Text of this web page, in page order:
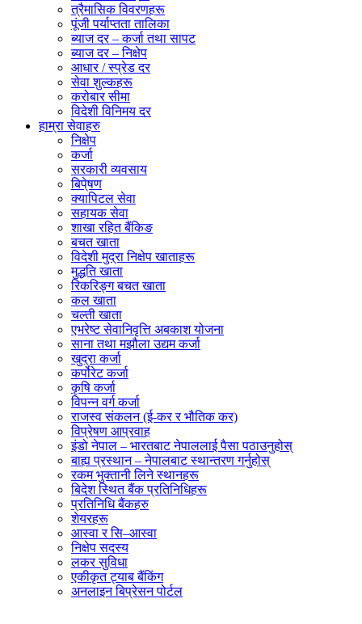
त्रैमासिक विवरणहरू
पूंजी पर्याप्तता तालिका
ब्याज दर – कर्जा तथा सापट
ब्याज दर – निक्षेप
आधार / स्प्रेड दर
सेवा शुल्कहरू
करोबार सीमा
विदेशी विनिमय दर
हाम्रा सेवाहरु
निक्षेप
कर्जा
सरकारी व्यवसाय
बिपे्षण
क्यापिटल सेवा
सहायक सेवा
शाखा रहित बैंकिङ
बचत खाता
विदेशी मुद्रा निक्षेप खाताहरू
मुद्धति खाता
रिकरिङ्ग बचत खाता
कल खाता
चल्ती खाता
एभरेष्ट सेवानिवृत्ति अबकाश योजना
साना तथा मझौला उद्यम कर्जा
खुद्रा कर्जा
कर्पोरेट कर्जा
कृषि कर्जा
विपन्न वर्ग कर्जा
राजस्व संकलन (ई-कर र भौतिक कर)
विप्रेषण आप्रवाह
इंडो नेपाल – भारतबाट नेपाललाई पैसा पठाउनुहोस्
बाह्य प्रस्थान – नेपालबाट स्थान्तरण गर्नुहोस्
रकम भुक्तानी लिने स्थानहरू
बिदेश स्थित बैंक प्रतिनिधिहरू
प्रतिनिधि बैंकहरु
शेयरहरू
आस्वा र सि–आस्वा
निक्षेप सदस्य
लकर सुविधा
एकीकृत ट्याब बैंकिंग
अनलाइन बिप्रेसन पोर्टल